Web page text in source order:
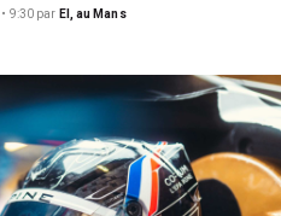
9:30 par EI, au Mans